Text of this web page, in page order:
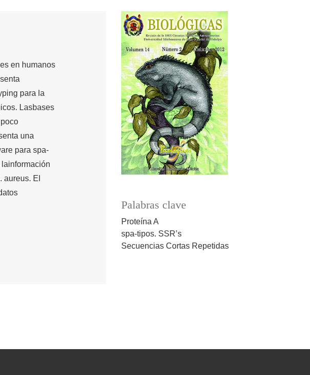
Palabras clave
Proteína A
spa-tipos. SSR’s
Secuencias Cortas Repetidas
en humanos
para la
Lasbases
una
para spa-
El